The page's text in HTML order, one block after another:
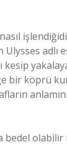
Ulysses
bir köprü